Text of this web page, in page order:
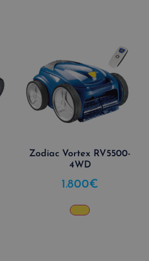
Zodiac Vortex RV5500-
4WD
1.800€